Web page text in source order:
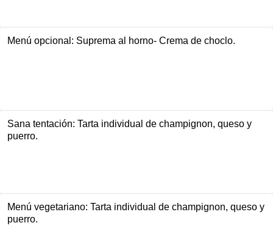
Menú opcional: Suprema al horno- Crema de choclo.
Sana tentación: Tarta individual de champignon, queso y
puerro.
Menú vegetariano: Tarta individual de champignon, queso y
puerro.